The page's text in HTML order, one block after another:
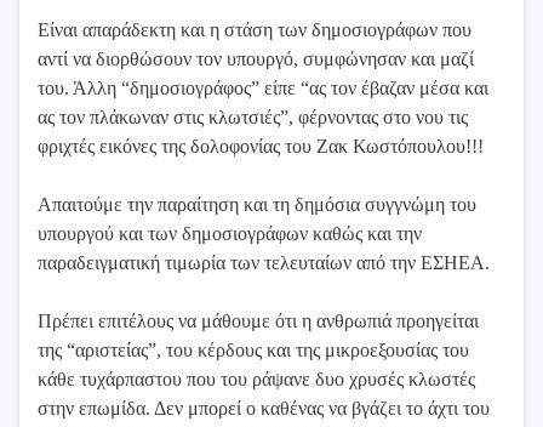
Είναι απαράδεκτη και η στάση των δημοσιογράφων που
αντί να διορθώσουν τον υπουργό, συμφώνησαν και μαζί
του. Άλλη “δημοσιογράφος” είπε “ας τον έβαζαν μέσα και
ας τον πλάκωναν στις κλωτσιές”, φέρνοντας στο νου τις
φριχτές εικόνες της δολοφονίας του Ζακ Κωστόπουλου!!!
Απαιτούμε την παραίτηση και τη δημόσια συγγνώμη του
υπουργού και των δημοσιογράφων καθώς και την
παραδειγματική τιμωρία των τελευταίων από την ΕΣΗΕΑ.
Πρέπει επιτέλους να μάθουμε ότι η ανθρωπιά προηγείται
της “αριστείας”, του κέρδους και της μικροεξουσίας του
κάθε τυχάρπαστου που του ράψανε δυο χρυσές κλωστές
στην επωμίδα. Δεν μπορεί ο καθένας να βγάζει το άχτι του